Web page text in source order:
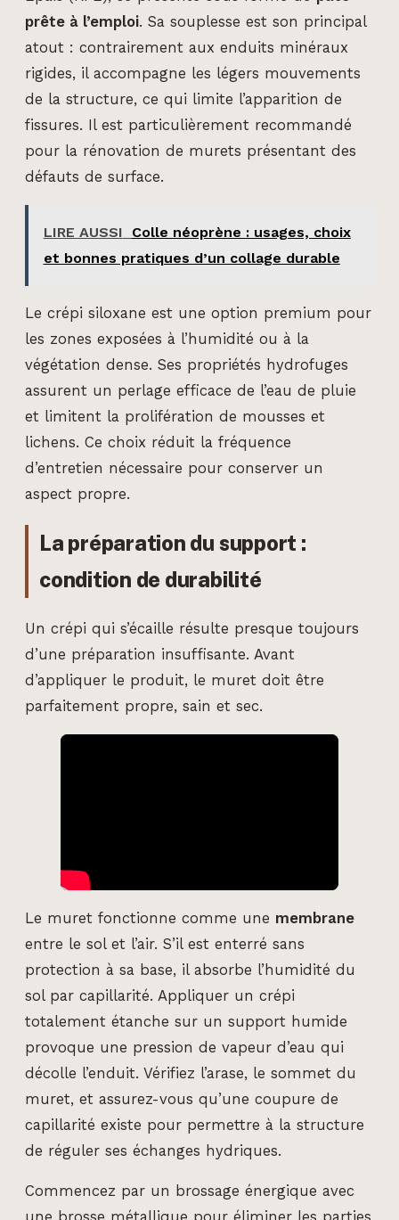
prête à l’emploi. Sa souplesse est son principal
atout : contrairement aux enduits minéraux
rigides, il accompagne les légers mouvements
de la structure, ce qui limite l’apparition de
fissures. Il est particulièrement recommandé
pour la rénovation de murets présentant des
défauts de surface.
LIRE AUSSI
Colle néoprène : usages, choix
et bonnes pratiques d’un collage durable
Le crépi siloxane est une option premium pour
les zones exposées à l’humidité ou à la
végétation dense. Ses propriétés hydrofuges
assurent un perlage efficace de l’eau de pluie
et limitent la prolifération de mousses et
lichens. Ce choix réduit la fréquence
d’entretien nécessaire pour conserver un
aspect propre.
La préparation du support :
condition de durabilité
Un crépi qui s’écaille résulte presque toujours
d’une préparation insuffisante. Avant
d’appliquer le produit, le muret doit être
parfaitement propre, sain et sec.
Le muret fonctionne comme une membrane
entre le sol et l’air. S’il est enterré sans
protection à sa base, il absorbe l’humidité du
sol par capillarité. Appliquer un crépi
totalement étanche sur un support humide
provoque une pression de vapeur d’eau qui
décolle l’enduit. Vérifiez l’arase, le sommet du
muret, et assurez-vous qu’une coupure de
capillarité existe pour permettre à la structure
de réguler ses échanges hydriques.
Commencez par un brossage énergique avec